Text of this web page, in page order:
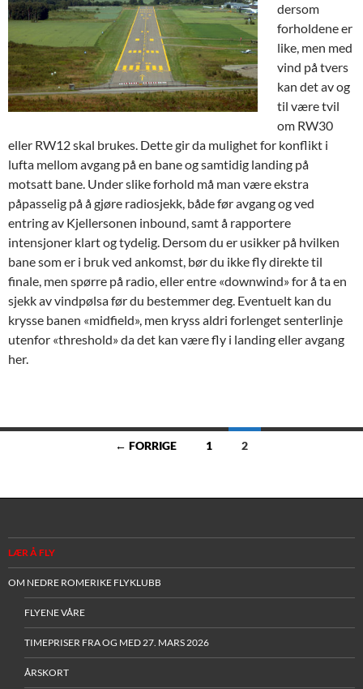
dersom
forholdene er
like, men med
vind på tvers
kan det av og
til være tvil
om RW30
eller RW12 skal brukes. Dette gir da mulighet for konflikt i
lufta mellom avgang på en bane og samtidig landing på
motsatt bane. Under slike forhold må man være ekstra
påpasselig på å gjøre radiosjekk, både før avgang og ved
entring av Kjellersonen inbound, samt å rapportere
intensjoner klart og tydelig. Dersom du er usikker på hvilken
bane som er i bruk ved ankomst, bør du ikke fly direkte til
finale, men spørre på radio, eller entre «downwind» for å ta en
sjekk av vindpølsa før du bestemmer deg. Eventuelt kan du
krysse banen «midfield», men kryss aldri forlenget senterlinje
utenfor «threshold» da det kan være fly i landing eller avgang
her.
Innleggsnavigasjon
← FORRIGE 1 2
LÆR Å FLY
OM NEDRE ROMERIKE FLYKLUBB
FLYENE VÅRE
TIMEPRISER FRA OG MED 27. MARS 2026
ÅRSKORT